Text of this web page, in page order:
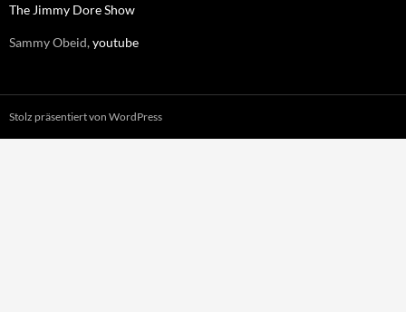
The Jimmy Dore Show
Sammy Obeid,youtube
Stolz präsentiert von WordPress